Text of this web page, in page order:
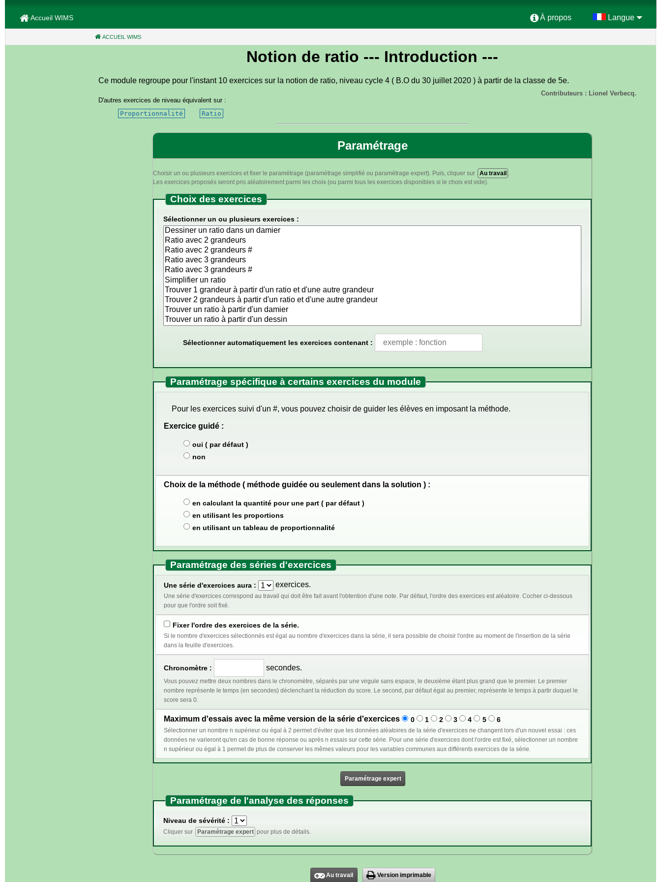
Accueil WIMS À propos Langue
ACCUEIL WIMS
Notion de ratio --- Introduction ---
Ce module regroupe pour l'instant 10 exercices sur la notion de ratio, niveau cycle 4 ( B.O du 30 juillet 2020 ) à partir de la classe de 5e.
Contributeurs : Lionel Verbecq.
D'autres exercices de niveau équivalent sur :
Proportionnalité
Ratio
Paramétrage
Choisir un ou plusieurs exercices et fixer le paramétrage (paramétrage simplifié ou paramétrage expert). Puis, cliquer sur Au travail
Les exercices proposés seront pris aléatoirement parmi les choix (ou parmi tous les exercices disponibles si le choix est vide).
Choix des exercices
Sélectionner un ou plusieurs exercices :
Sélectionner automatiquement les exercices contenant :
Paramétrage spécifique à certains exercices du module
Pour les exercices suivi d'un #, vous pouvez choisir de guider les élèves en imposant la méthode.
Exercice guidé :
oui ( par défaut )
non
Choix de la méthode ( méthode guidée ou seulement dans la solution ) :
en calculant la quantité pour une part ( par défaut )
en utilisant les proportions
en utilisant un tableau de proportionnalité
Paramétrage des séries d'exercices
Une série d'exercices aura : exercices.
Une série d'exercices correspond au travail qui doit être fait avant l'obtention d'une note. Par défaut, l'ordre des exercices est aléatoire. Cocher ci-dessous
pour que l'ordre soit fixé.
Fixer l'ordre des exercices de la série.
Si le nombre d'exercices sélectionnés est égal au nombre d'exercices dans la série, il sera possible de choisir l'ordre au moment de l'insertion de la série
dans la feuille d'exercices.
Chronomètre : secondes.
Vous pouvez mettre deux nombres dans le chronomètre, séparés par une virgule sans espace, le deuxième étant plus grand que le premier. Le premier
nombre représente le temps (en secondes) déclenchant la réduction du score. Le second, par défaut égal au premier, représente le temps à partir duquel le
score sera 0.
Maximum d'essais avec la même version de la série d'exercices 0 1 2 3 4 5 6
Sélectionner un nombre n supérieur ou égal à 2 permet d'éviter que les données aléatoires de la série d'exercices ne changent lors d'un nouvel essai : ces
données ne varieront qu'en cas de bonne réponse ou après n essais sur cette série. Pour une série d'exercices dont l'ordre est fixé, sélectionner un nombre
n supérieur ou égal à 1 permet de plus de conserver les mêmes valeurs pour les variables communes aux différents exercices de la série.
Paramétrage expert
Paramétrage de l'analyse des réponses
Niveau de sévérité :
Cliquer sur Paramétrage expert pour plus de détails.
Au travail Version imprimable